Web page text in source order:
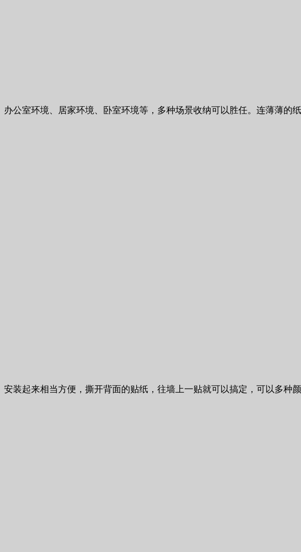
办公室环境、居家环境、卧室环境等，多种场景收纳可以胜任。连薄薄的
安装起来相当方便，撕开背面的贴纸，往墙上一贴就可以搞定，可以多种